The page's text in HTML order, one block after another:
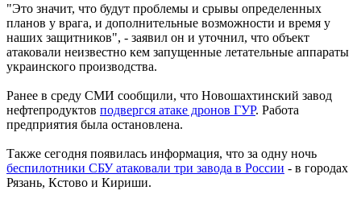
"Это значит, что будут проблемы и срывы определенных
планов у врага, и дополнительные возможности и время у
наших защитников", - заявил он и уточнил, что объект
атаковали неизвестно кем запущенные летательные аппараты
украинского производства.
Ранее в среду СМИ сообщили, что Новошахтинский завод
нефтепродуктов подвергся атаке дронов ГУР. Работа
предприятия была остановлена.
Также сегодня появилась информация, что за одну ночь
беспилотники СБУ атаковали три завода в России - в городах
Рязань, Кстово и Кириши.